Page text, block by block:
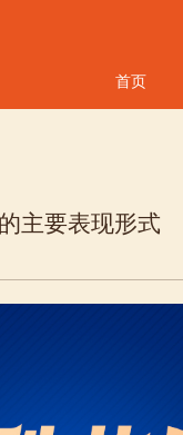
首页
主要表现形式